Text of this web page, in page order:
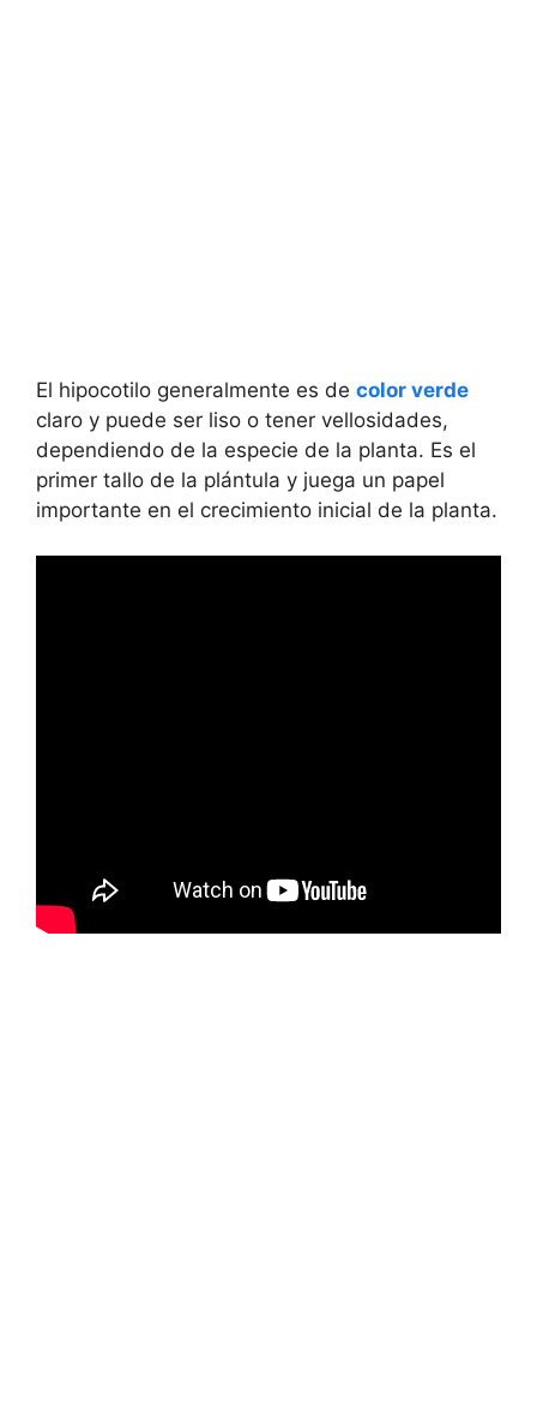
El hipocotilo generalmente es de color verde
claro y puede ser liso o tener vellosidades,
dependiendo de la especie de la planta. Es el
primer tallo de la plántula y juega un papel
importante en el crecimiento inicial de la planta.